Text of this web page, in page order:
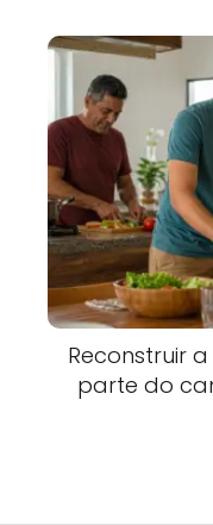
Reconstruir
parte do